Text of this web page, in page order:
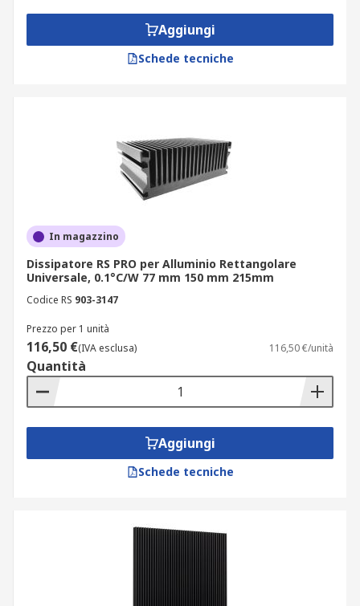
Aggiungi
Schede tecniche
In magazzino
Dissipatore RS PRO per Alluminio Rettangolare
Universale, 0.1°C/W 77 mm 150 mm 215mm
Codice RS 903-3147
Prezzo per 1 unità
116,50 €(IVA esclusa) 116,50 €/unità
Quantità
Aggiungi
Schede tecniche